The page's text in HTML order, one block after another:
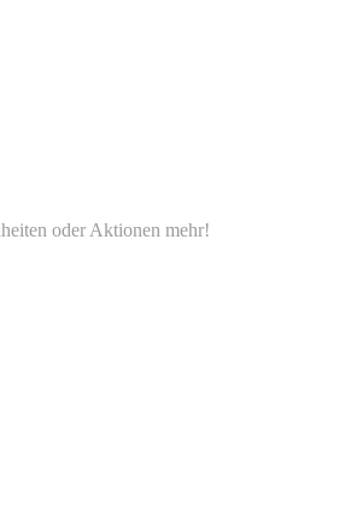
oder Aktionen mehr!